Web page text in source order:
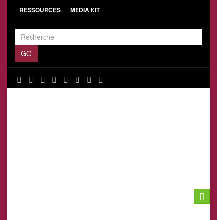
RESSOURCES MÉDIA KIT
Toggle